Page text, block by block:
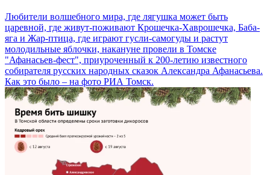
Любители волшебного мира, где лягушка может быть
царевной, где живут-поживают Крошечка-Хаврошечка, Баба-
яга и Жар-птица, где играют гусли-самогуды и растут
молодильные яблочки, накануне провели в Томске
"Афанасьев-фест", приуроченный к 200-летию известного
собирателя русских народных сказок Александра Афанасьева.
Как это было – на фото РИА Томск.